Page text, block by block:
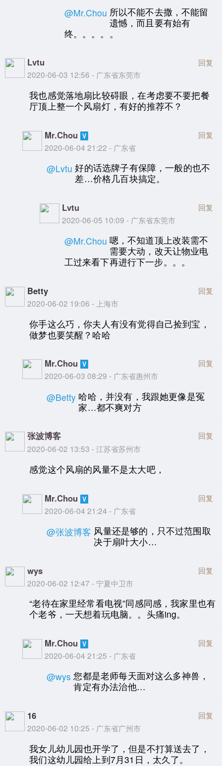
@Mr.Chou 所以不能不去撒，不能留
遗憾，而且要有始有
终。。。。。
Lvtu
2020-06-03 12:56 - 广东省东莞市
回复
我也感觉落地扇比较碍眼，在考虑要不要把餐
厅顶上整一个风扇灯，有好的推荐不？
Mr.Chou
2020-06-04 21:22 - 广东省
回复
@Lvtu 好的话选牌子有保障，一般的也不
差…价格几百块搞定。
Lvtu
2020-06-05 10:09 - 广东省东莞市
回复
@Mr.Chou 嗯，不知道顶上改装需不
需要大动，改天让物业电
工过来看下再进行下一步。。。
Betty
2020-06-02 19:06 - 上海市
回复
你手这么巧，你夫人有没有觉得自己捡到宝，
做梦也要笑醒？哈哈
Mr.Chou
2020-06-03 08:29 - 广东省惠州市
回复
@Betty 哈哈，并没有，我跟她更像是冤
家…都不爽对方
张波博客
2020-06-02 13:53 - 江苏省苏州市
回复
感觉这个风扇的风量不是太大吧，
Mr.Chou
2020-06-04 21:24 - 广东省
回复
@张波博客 风量还是够的，只不过范围取
决于扇叶大小…
wys
2020-06-02 12:47 - 宁夏中卫市
回复
“老待在家里经常看电视”同感同感，我家里也有
个老爷，一天想着玩电脑。。头痛ing。
Mr.Chou
2020-06-04 21:25 - 广东省
回复
@wys 您都是老师每天面对这么多神兽，
肯定有办法治他…
16
2020-06-02 10:25 - 广东省广州市
回复
我女儿幼儿园也开学了，但是不打算送去了，
我们这幼儿园给上到7月31日，太久了。